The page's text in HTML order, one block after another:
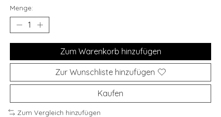
Menge:
Zum Warenkorb hinzufügen
Zur Wunschliste hinzufügen
Kaufen
Zum Vergleich hinzufügen